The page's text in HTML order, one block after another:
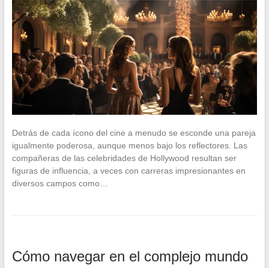
Detrás de cada ícono del cine a menudo se esconde una pareja
igualmente poderosa, aunque menos bajo los reflectores. Las
compañeras de las celebridades de Hollywood resultan ser
figuras de influencia, a veces con carreras impresionantes en
diversos campos como…
Cómo navegar en el complejo mundo